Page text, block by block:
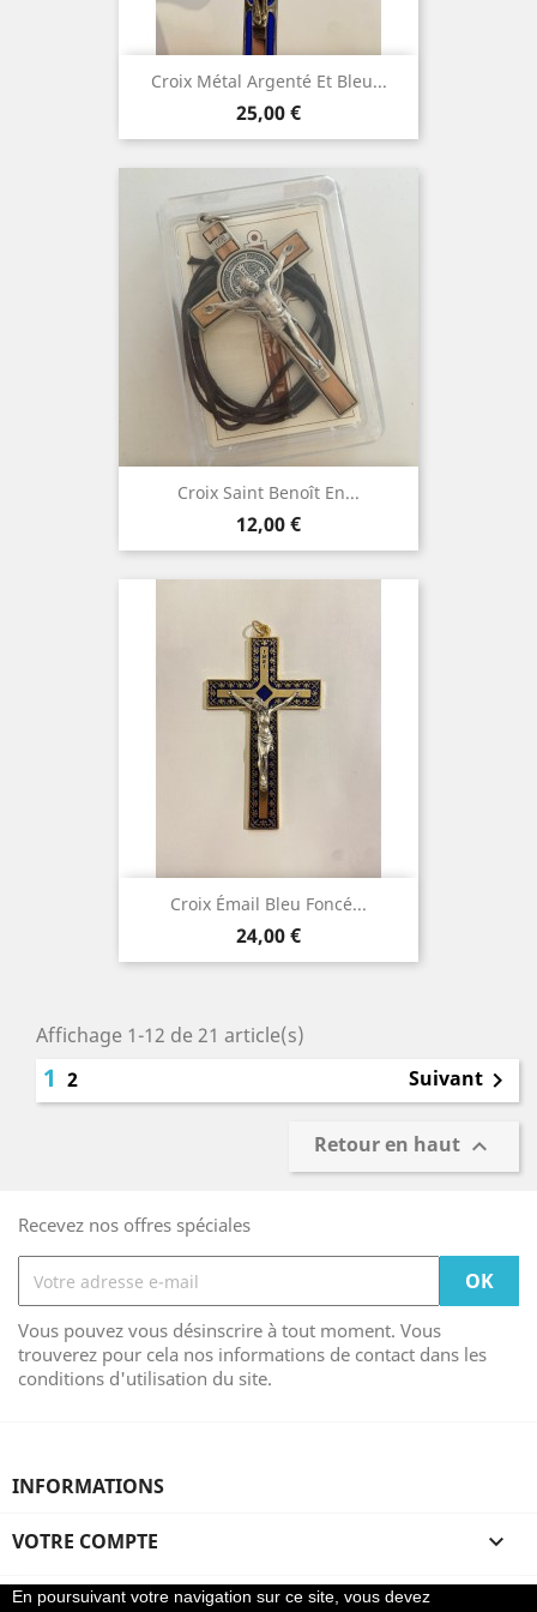
Croix Métal Argenté Et Bleu...
Prix
25,00 €
Croix Saint Benoît En...
Prix
12,00 €
Croix Émail Bleu Foncé...
Prix
24,00 €
Affichage 1-12 de 21 article(s)
1 2 Suivant 
Retour en haut 
Recevez nos offres spéciales
Vous pouvez vous désinscrire à tout moment. Vous
trouverez pour cela nos informations de contact dans les
conditions d'utilisation du site.
En poursuivant votre navigation sur ce site, vous devez
INFORMATIONS
VOTRE COMPTE 